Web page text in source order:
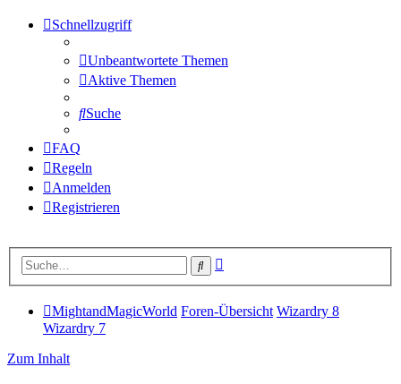
Schnellzugriff
Unbeantwortete Themen
Aktive Themen
Suche
FAQ
Regeln
Anmelden
Registrieren
Suche
MightandMagicWorld Foren-Übersicht Wizardry 8
Wizardry 7
Zum Inhalt